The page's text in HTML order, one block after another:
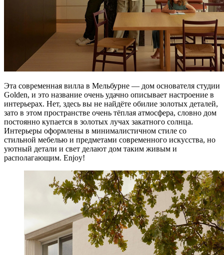
Эта современная вилла в Мельбурне — дом основателя студии
Golden, и это название очень удачно описывает настроение в
интерьерах. Нет, здесь вы не найдёте обилие золотых деталей,
зато в этом пространстве очень тёплая атмосфера, словно дом
постоянно купается в золотых лучах закатного солнца.
Интерьеры оформлены в минималистичном стиле со
стильной мебелью и предметами современного искусства, но
уютный детали и свет делают дом таким живым и
располагающим. Enjoy!